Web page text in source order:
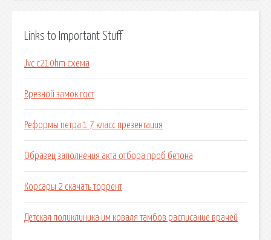
Links to Important Stuff
Jvc c210hm схема
Врезной замок гост
Реформы петра 1 7 класс презентация
Образец заполнения акта отбора проб бетона
Корсары 2 скачать торрент
Детская поликлиника им коваля тамбов расписание врачей